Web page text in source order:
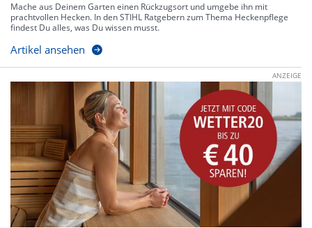
Mache aus Deinem Garten einen Rückzugsort und umgebe ihn mit
prachtvollen Hecken. In den STIHL Ratgebern zum Thema Heckenpflege
findest Du alles, was Du wissen musst.
Artikel ansehen
ANZEIGE